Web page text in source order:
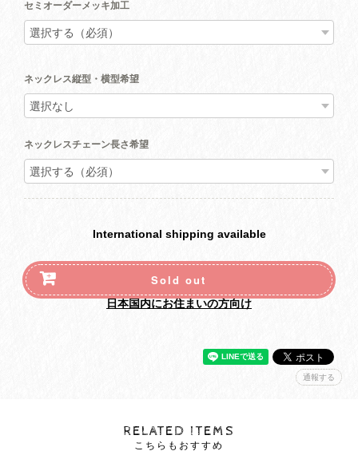
セミオーダーメッキ加工
ネックレス縦型・横型希望
ネックレスチェーン長さ希望
International shipping available
Sold out
日本国内にお住まいの方向け
通報する
RELATED ITEMS
こちらもおすすめ